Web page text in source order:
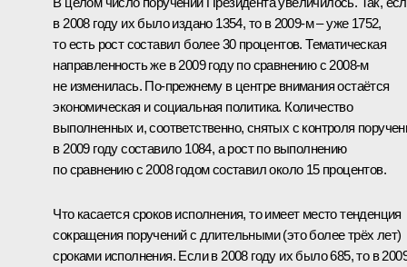
в 2008 году их было издано 1354, то в 2009-м – уже 1752,
то есть рост составил более 30 процентов. Тематическая
направленность же в 2009 году по сравнению с 2008-м
не изменилась. По‑прежнему в центре внимания остаётся
экономическая и социальная политика. Количество
выполненных и, соответственно, снятых с контроля
в 2009 году составило 1084, а рост по выполнению
по сравнению с 2008 годом составил около 15 процентов.
Что касается сроков исполнения, то имеет место тенденция
сокращения поручений с длительными (это более трёх лет)
сроками исполнения. Если в 2008 году их было 685, то в